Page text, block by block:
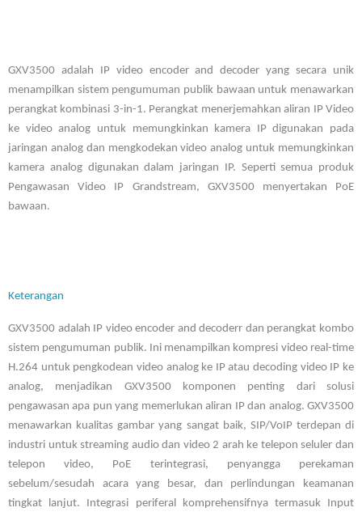
GXV3500 adalah IP video encoder and decoder yang secara unik
menampilkan sistem pengumuman publik bawaan untuk menawarkan
perangkat kombinasi 3-in-1. Perangkat menerjemahkan aliran IP Video
ke video analog untuk memungkinkan kamera IP digunakan pada
jaringan analog dan mengkodekan video analog untuk memungkinkan
kamera analog digunakan dalam jaringan IP. Seperti semua produk
Pengawasan Video IP Grandstream, GXV3500 menyertakan PoE
bawaan.
Keterangan
GXV3500 adalah IP video encoder and decoderr dan perangkat kombo
sistem pengumuman publik. Ini menampilkan kompresi video real-time
H.264 untuk pengkodean video analog ke IP atau decoding video IP ke
analog, menjadikan GXV3500 komponen penting dari solusi
pengawasan apa pun yang memerlukan aliran IP dan analog. GXV3500
menawarkan kualitas gambar yang sangat baik, SIP/VoIP terdepan di
industri untuk streaming audio dan video 2 arah ke telepon seluler dan
telepon video, PoE terintegrasi, penyangga perekaman
sebelum/sesudah acara yang besar, dan perlindungan keamanan
tingkat lanjut. Integrasi periferal komprehensifnya termasuk Input